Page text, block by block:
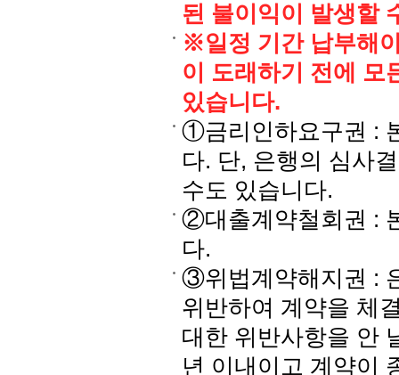
된 불이익이 발생할
※일정 기간 납부해
이 도래하기 전에 모
있습니다.
①금리인하요구권 :
다. 단, 은행의 심사
수도 있습니다.
②대출계약철회권 :
다.
③위법계약해지권 :
위반하여 계약을 체
대한 위반사항을 안
년 이내이고 계약이